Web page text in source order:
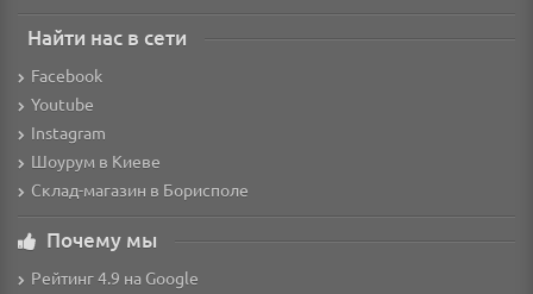
Найти нас в сети
Facebook
Youtube
Instagram
Шоурум в Киеве
Склад-магазин в Борисполе
Почему мы
Рейтинг 4.9 на Google